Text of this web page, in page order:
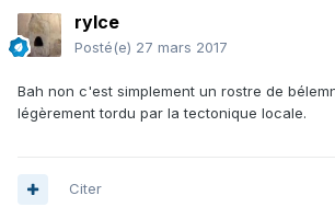
rylce
Posté(e) 27 mars 2017
Bah non c'est simplement un rostre de
légèrement tordu par la tectonique locale.
Citer